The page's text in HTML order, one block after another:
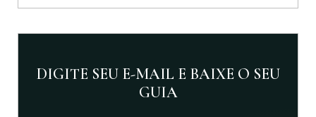
DIGITE SEU E-MAIL E BAIXE O SEU
GUIA